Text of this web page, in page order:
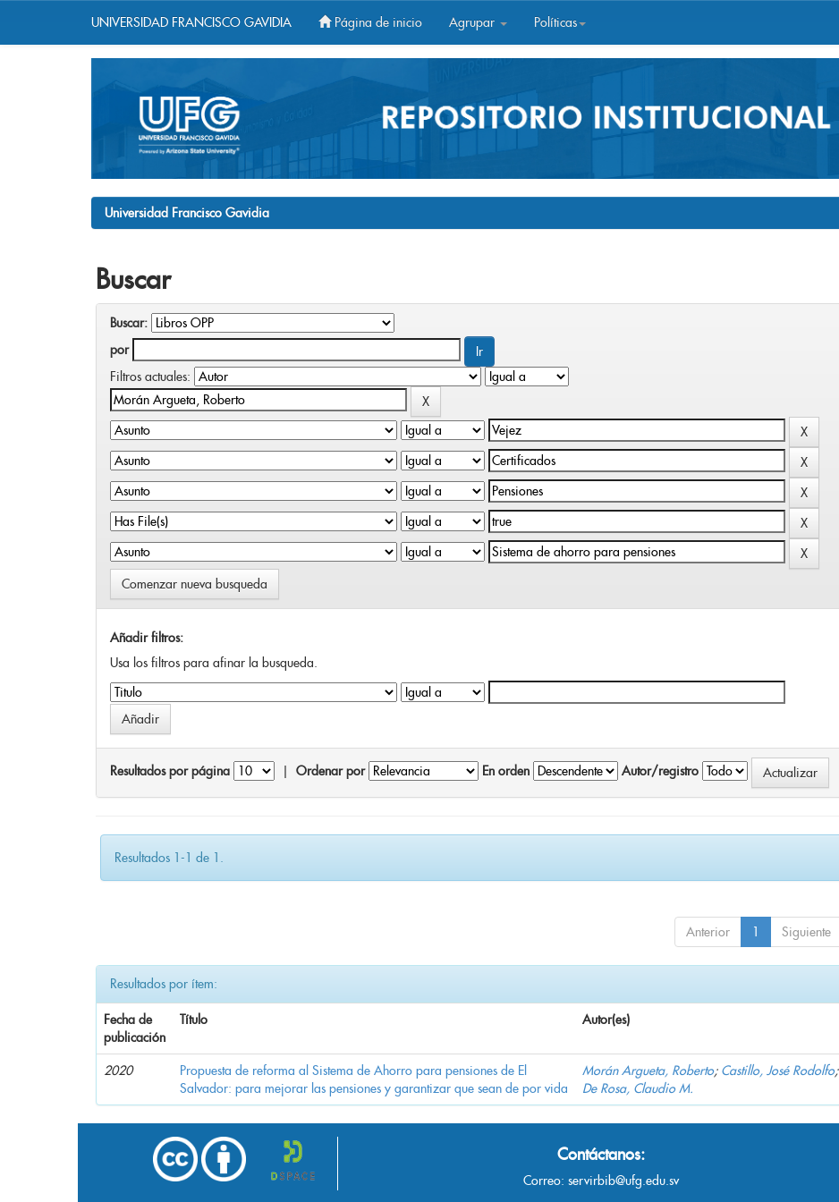
UNIVERSIDAD FRANCISCO GAVIDIA Página de inicio Agrupar Políticas
Universidad Francisco Gavidia
Buscar
Buscar:
por
Filtros actuales:
Comenzar nueva busqueda
Añadir filtros:
Usa los filtros para afinar la busqueda.
Resultados por página Ordenar por En orden Autor/registro
Resultados 1-1 de 1.
Anterior 1 Siguiente
Resultados por ítem:
Fecha de
publicación
Título Autor(es)
2020
Propuesta de reforma al Sistema de Ahorro para pensiones de El
Salvador: para mejorar las pensiones y garantizar que sean de por vida
Morán Argueta, Roberto; Castillo, José Rodolfo;
De Rosa, Claudio M.
Contáctanos:
Correo: servirbib@ufg.edu.sv